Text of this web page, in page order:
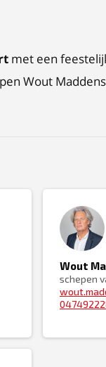
met een
Wout
Wout
schepen